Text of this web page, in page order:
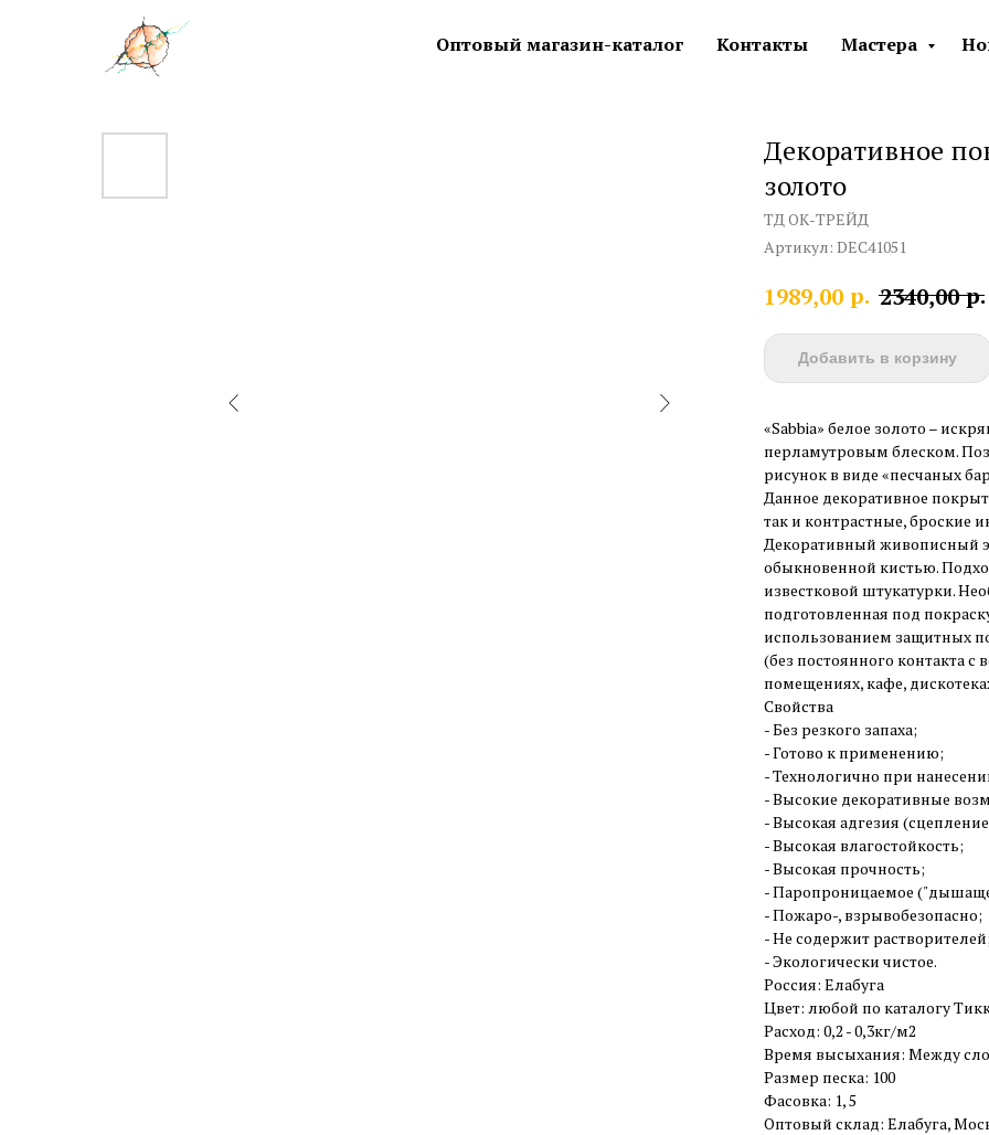
Оптовый магазин-каталог Контакты Мастера
Декоративное
золото
ТД ОК-ТРЕЙД
Артикул: DEC41051
1989,00 р. 2340,00 р.
Добавить в корзину
«Sabbia» белое золото –
перламутровым блеском.
рисунок в виде «песчаных
Данное декоративное
так и контрастные, броские
Декоративный живописный
обыкновенной кистью.
известковой штукатурки.
подготовленная под
использованием защитных
(без постоянного контакта
помещениях, кафе,
Свойства
- Без резкого запаха;
- Готово к применению;
- Технологично при
- Высокие декоративные
- Высокая адгезия
- Высокая влагостойкость;
- Высокая прочность;
- Паропроницаемое
- Пожаро-, взрывобезопасно;
- Не содержит растворителей;
- Экологически чистое.
Россия: Елабуга
Цвет: любой по каталогу
Расход: 0,2 - 0,3кг/м2
Время высыхания: Между
Размер песка: 100
Фасовка: 1, 5
Оптовый склад: Елабуга,